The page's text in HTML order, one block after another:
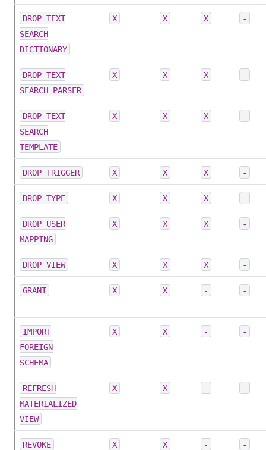
DROP TEXT
SEARCH
DICTIONARY
X X X -
DROP TEXT
SEARCH PARSER
X X X -
DROP TEXT
SEARCH
TEMPLATE
X X X -
DROP TRIGGER X X X -
DROP TYPE X X X -
DROP USER
MAPPING
X X X -
DROP VIEW X X X -
GRANT X X - -
IMPORT
FOREIGN
SCHEMA
X X - -
REFRESH
MATERIALIZED
VIEW
X X - -
REVOKE X X - -